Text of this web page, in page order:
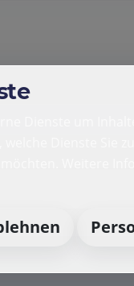
Dienste um